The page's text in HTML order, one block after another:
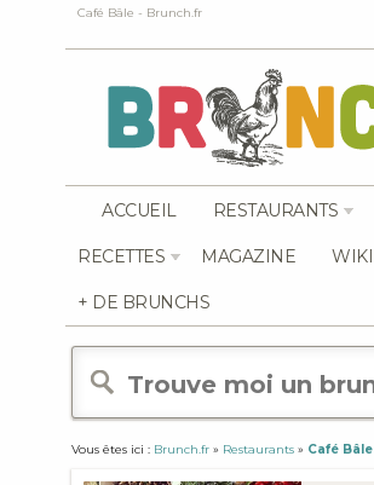
Café Bâle - Brunch.fr
ACCUEIL RESTAURANTS
RECETTES MAGAZINE WIKI
+ DE BRUNCHS
Vous êtes ici : Brunch.fr » Restaurants » Café Bâle